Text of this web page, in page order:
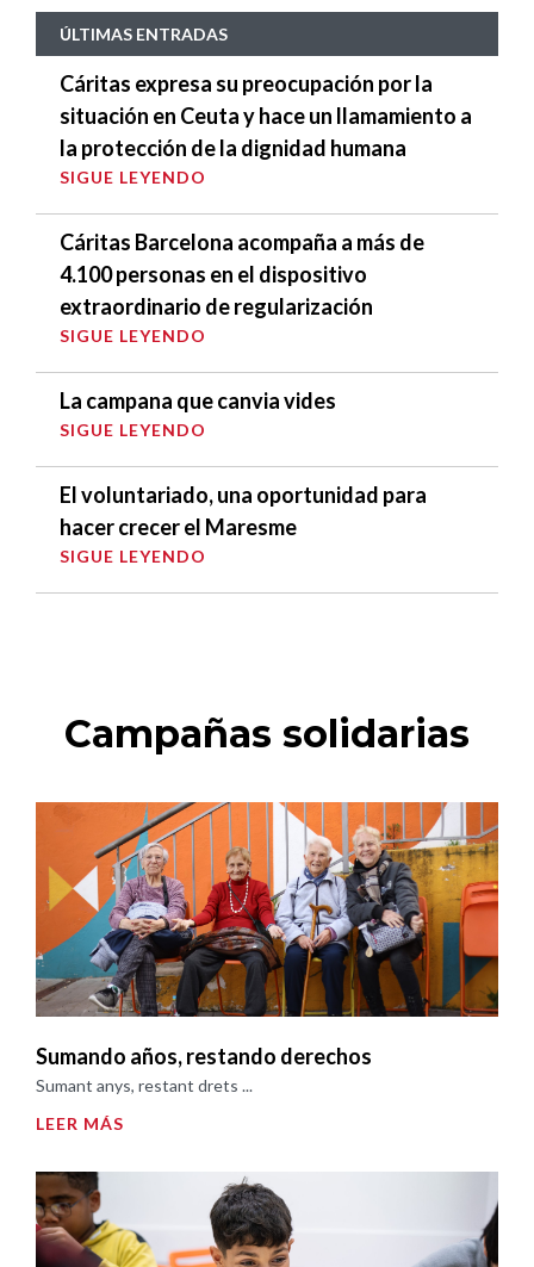
ÚLTIMAS ENTRADAS
Cáritas expresa su preocupación por la
situación en Ceuta y hace un llamamiento a
la protección de la dignidad humana
SIGUE LEYENDO
Cáritas Barcelona acompaña a más de
4.100 personas en el dispositivo
extraordinario de regularización
SIGUE LEYENDO
La campana que canvia vides
SIGUE LEYENDO
El voluntariado, una oportunidad para
hacer crecer el Maresme
SIGUE LEYENDO
Campañas solidarias
Sumando años, restando derechos
Sumant anys, restant drets ...
LEER MÁS